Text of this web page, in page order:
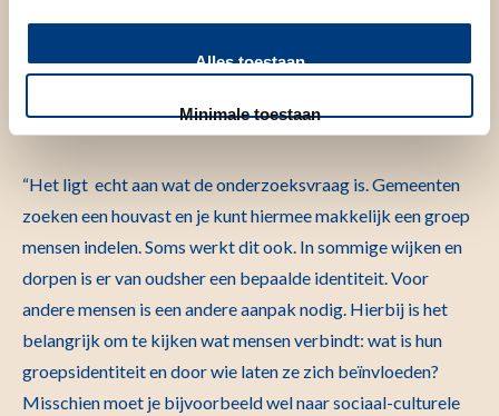
Alles toestaan
Minimale toestaan
Als we naar preventie kijken,
kijk je dan naar een
wijkgerichte aanpak?
“Het ligt echt aan wat de onderzoeksvraag is. Gemeenten
zoeken een houvast en je kunt hiermee makkelijk een groep
mensen indelen. Soms werkt dit ook. In sommige wijken en
dorpen is er van oudsher een bepaalde identiteit. Voor
andere mensen is een andere aanpak nodig. Hierbij is het
belangrijk om te kijken wat mensen verbindt: wat is hun
groepsidentiteit en door wie laten ze zich beïnvloeden?
Misschien moet je bijvoorbeeld wel naar sociaal-culturele